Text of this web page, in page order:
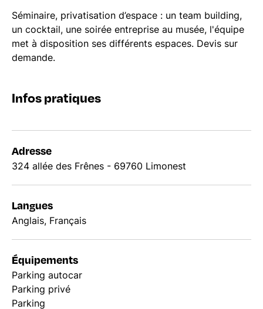
Séminaire, privatisation d’espace : un team building,
un cocktail, une soirée entreprise au musée, l'équipe
met à disposition ses différents espaces. Devis sur
demande.
Infos pratiques
Adresse
324 allée des Frênes - 69760 Limonest
Langues
Anglais, Français
Équipements
Parking autocar
Parking privé
Parking